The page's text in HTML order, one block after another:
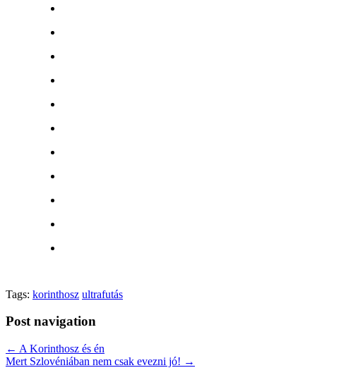
Tags: korinthosz ultrafutás
Post navigation
← A Korinthosz és én
Mert Szlovéniában nem csak evezni jó! →